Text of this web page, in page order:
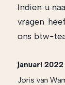
Indien u
vragen
ons btw-
januari 2022
Joris van